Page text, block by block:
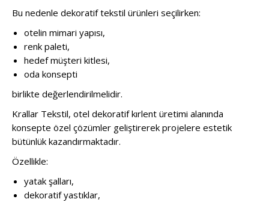
Bu nedenle dekoratif tekstil ürünleri seçilirken:
otelin mimari yapısı,
renk paleti,
hedef müşteri kitlesi,
oda konsepti
birlikte değerlendirilmelidir.
Krallar Tekstil, otel dekoratif kırlent üretimi alanında
konsepte özel çözümler geliştirerek projelere estetik
bütünlük kazandırmaktadır.
Özellikle:
yatak şalları,
dekoratif yastıklar,